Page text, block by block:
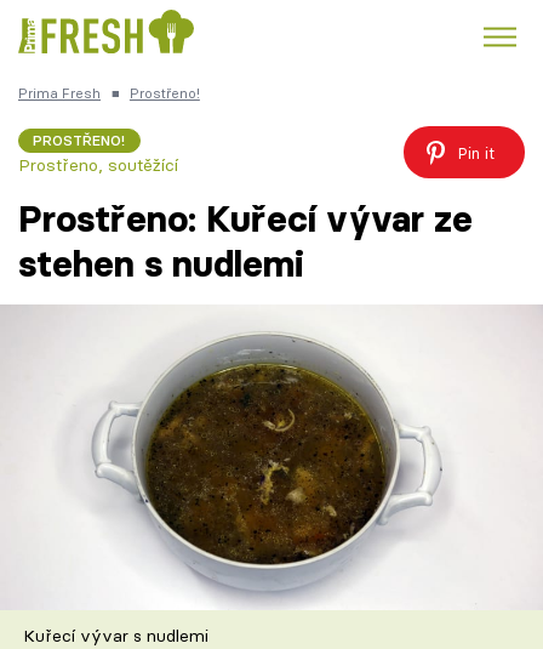
Česká kuchyně
Články
TV Program
Škola vaření
Recepty z TV
Prima Fresh ■ Prostřeno!
PROSTŘENO!
Prostřeno, soutěžící
Pin it
Prostřeno: Kuřecí vývar ze
stehen s nudlemi
Kuřecí vývar s nudlemi